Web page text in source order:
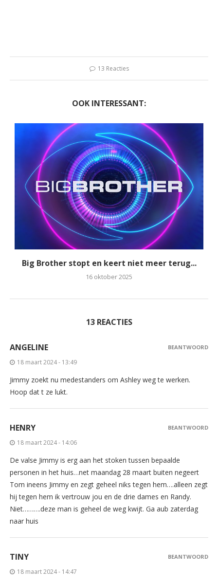
13 Reacties
OOK INTERESSANT:
Big Brother stopt en keert niet meer terug...
16 oktober 2025
13 REACTIES
ANGELINE
18 maart 2024 - 13:49
Jimmy zoekt nu medestanders om Ashley weg te werken.
Hoop dat t ze lukt.
BEANTWOORD
HENRY
18 maart 2024 - 14:06
De valse Jimmy is erg aan het stoken tussen bepaalde
personen in het huis…net maandag 28 maart buiten negeert
Tom ineens Jimmy en zegt geheel niks tegen hem….alleen zegt
hij tegen hem ik vertrouw jou en de drie dames en Randy.
Niet……….deze man is geheel de weg kwijt. Ga aub zaterdag
naar huis
BEANTWOORD
TINY
18 maart 2024 - 14:47
BEANTWOORD